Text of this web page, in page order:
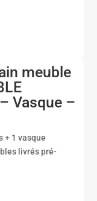
meuble
Vasque –
+ 1 vasque
livrés pré-